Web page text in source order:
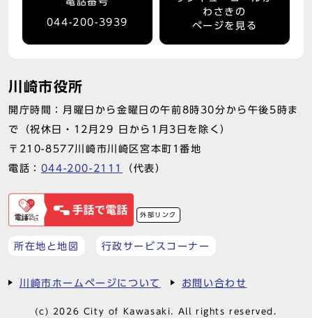
044-200-3939
わさきの
ページを見る
川崎市役所
開庁時間：月曜日から金曜日の午前8時30分から午後5時ま
で（祝休日・12月29 日から1月3日を除く）
〒210-8577川崎市川崎区宮本町1番地
電話： 044-200-2111 （代表）
外部リンク
所在地と地図 行政サービスコーナー
川崎市ホームページについて お問い合わせ
(c) 2026 City of Kawasaki. All rights reserved.